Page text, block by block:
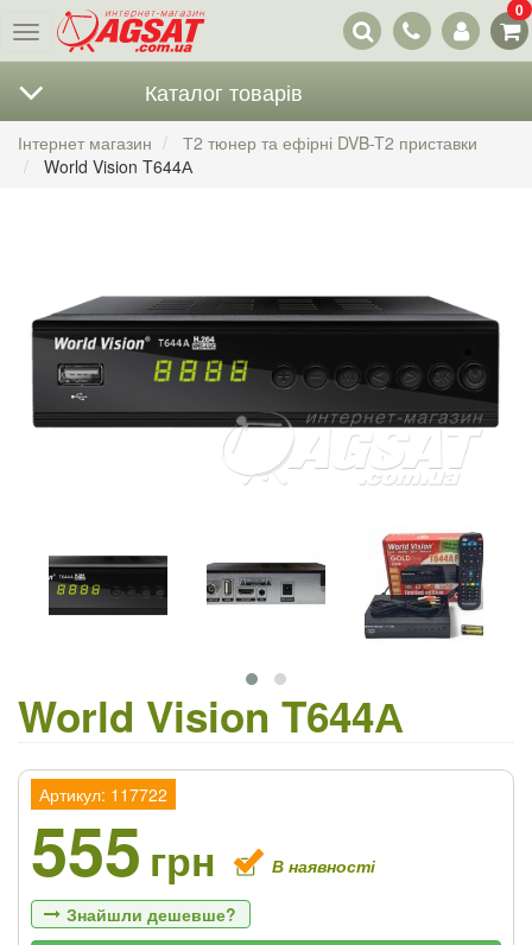
Меню
Наші
контакти
0
Каталог товарів
Інтернет магазин
Т2 тюнер та ефірні DVB-T2 приставки
World Vision T644А
World Vision T644А
Артикул: 117722
555 грн В наявності
Знайшли дешевше?